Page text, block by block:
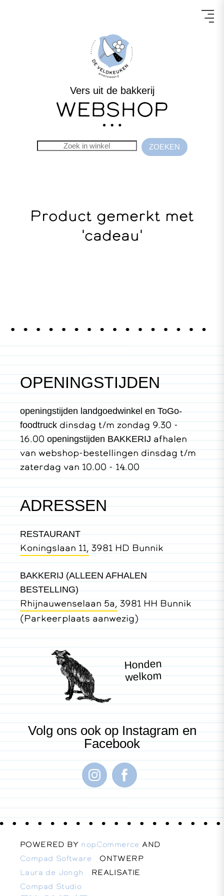
Vers uit de bakkerij
WEBSHOP
Product gemerkt met
'cadeau'
OPENINGSTIJDEN
openingstijden landgoedwinkel en ToGo-
foodtruck dinsdag t/m zondag 9.30 -
16.00openingstijden BAKKERIJafhalen
van webshop-bestellingen dinsdag t/m
zaterdag van 10.00 - 14.00
ADRESSEN
RESTAURANT
Koningslaan 11, 3981 HD Bunnik
BAKKERIJ (ALLEEN AFHALEN
BESTELLING)
Rhijnauwenselaan 5a, 3981 HH Bunnik
(Parkeerplaats aanwezig)
Honden
welkom
Volg ons ook op Instagram en
Facebook
POWERED BY nopCommerce AND
Compad SoftwareONTWERP
Laura de Jongh REALISATIE
Compad Studio